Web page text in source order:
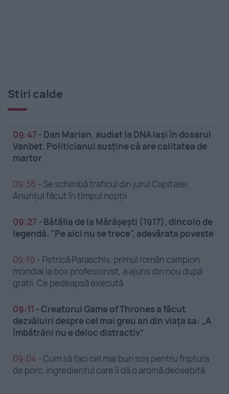
Stiri calde
09:47 - Dan Marian, audiat la DNA Iași în dosarul
Vanbet. Politicianul susține că are calitatea de
martor
09:36 - Se schimbă traficul din jurul Capitalei.
Anunțul făcut în timpul nopții
09:27 - Bătălia de la Mărășești (1917), dincolo de
legendă. "Pe aici nu se trece", adevărata poveste
09:19 - Petrică Paraschiv, primul român campion
mondial la box profesionist, a ajuns din nou după
gratii. Ce pedeapsă execută
09:11 -Creatorul Game of Thrones a făcut
dezvăluiri despre cel mai greu an din viața sa: „A
îmbătrâni nu e deloc distractiv”
09:04 -Cum să faci cel mai bun sos pentru friptura
de porc. Ingredientul care îi dă o aromă deosebită